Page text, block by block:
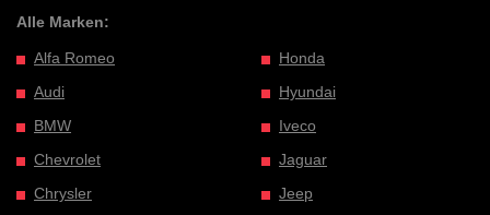
Alle Marken:
Alfa Romeo
Audi
BMW
Chevrolet
Chrysler
Honda
Hyundai
Iveco
Jaguar
Jeep